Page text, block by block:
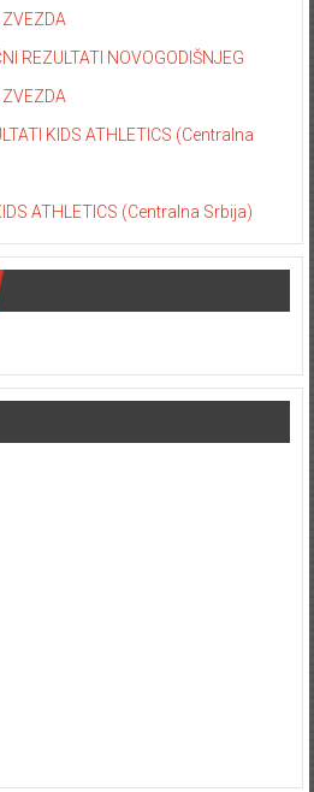
REZULTATI NOVOGODIŠNJEG
KIDS ATHLETICS (Centralna
ATHLETICS (Centralna Srbija)